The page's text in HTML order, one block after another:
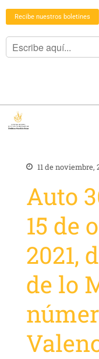
Recibe nuestros boletines
11 de noviembre,
Auto
15 de
2021,
de lo